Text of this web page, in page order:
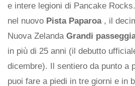
e intere legioni di Pancake
nel nuovo Pista Paparoa , il
Nuova Zelanda Grandi
in più di 25 anni (il debutto
dicembre). Il sentiero da punto a
puoi fare a piedi in tre giorni e in